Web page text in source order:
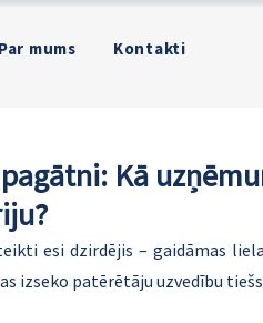
Par mums Kontakti
Kā
esi dzirdējis – gaidāmas
izseko patērētāju uzvedību